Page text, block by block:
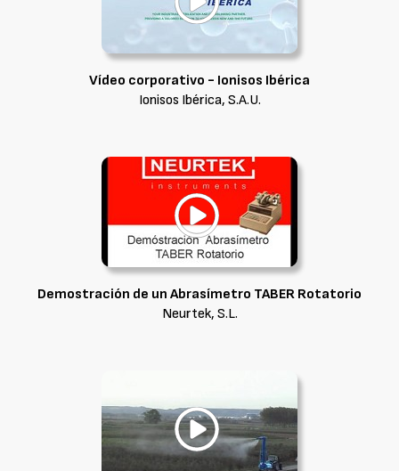
Vídeo corporativo - Ionisos Ibérica
Ionisos Ibérica, S.A.U.
Demostración de un Abrasímetro TABER Rotatorio
Neurtek, S.L.